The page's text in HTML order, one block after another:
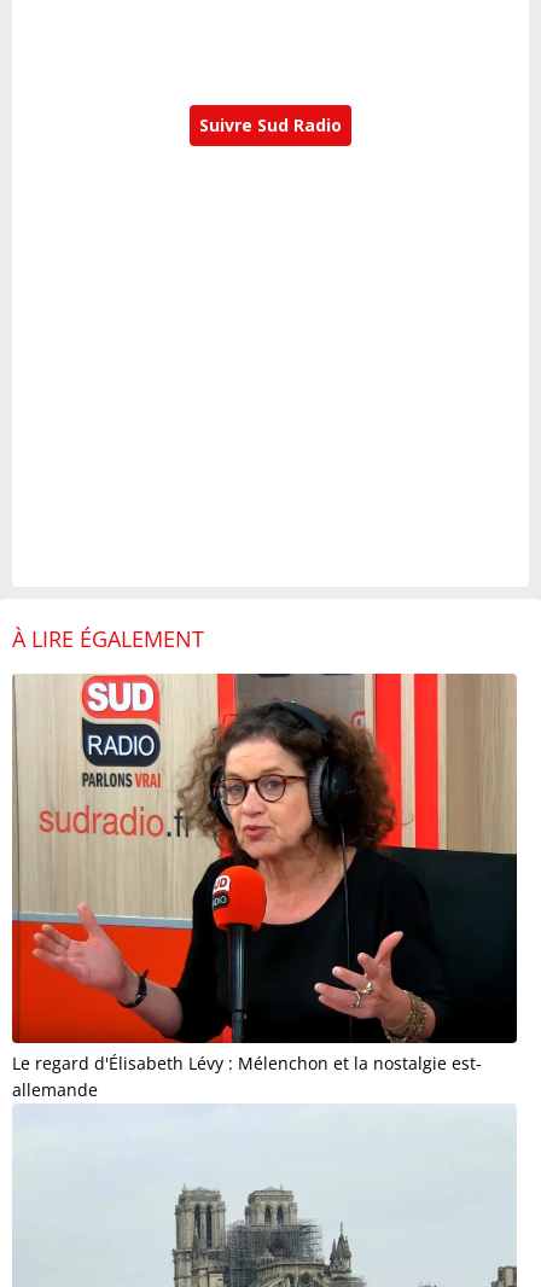
Suivre Sud Radio
À LIRE ÉGALEMENT
Le regard d'Élisabeth Lévy : Mélenchon et la nostalgie est-
allemande